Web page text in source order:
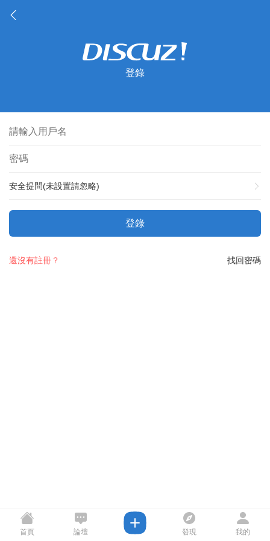
登錄
安全提問(未設置請忽略)
登錄
找回密碼
還沒有註冊？
首頁 論壇 發現 我的